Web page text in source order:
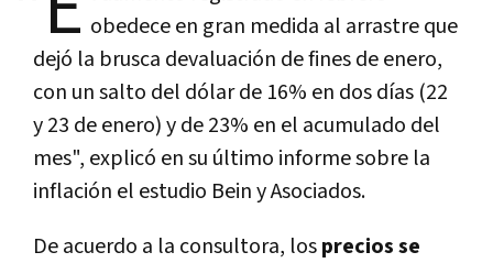
obedece en gran medida al arrastre que
dejó la brusca devaluación de fines de enero,
con un salto del dólar de 16% en dos días (22
y 23 de enero) y de 23% en el acumulado del
mes", explicó en su último informe sobre la
inflación el estudio Bein y Asociados.
De acuerdo a la consultora, losprecios se